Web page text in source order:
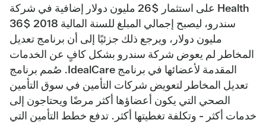
Health على استثمار $26 مليون دولار إضافية في شركة
سندرو، ليصبح إجمالي المبلغ للسنة المالية 2018 $36
مليون دولار، ويرجع ذلك جزئيًا إلى أن برنامج تعديل
المخاطر لم يعوض شركة سندرو بشكل كافٍ عن الخدمات
المقدمة لأعضائها في برنامج IdealCare. صُمم برنامج
تعديل المخاطر لتعويض شركات التأمين في سوق التأمين
الصحي التي يكون أعضاؤها أكثر مرضًا ويحتاجون إلى
خدمات أكثر - وتكلفة تغطيتها أكثر. تدفع خطط التأمين التي